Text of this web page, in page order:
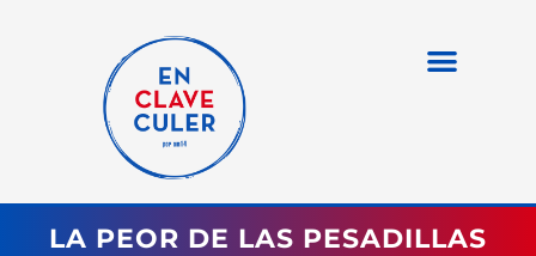
LA PEOR DE LAS PESADILLAS